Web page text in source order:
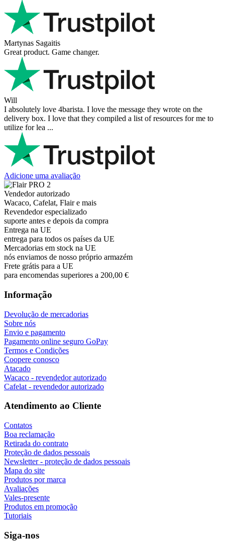
Martynas Sagaitis
Great product. Game changer.
Will
I absolutely love 4barista. I love the message they wrote on the
delivery box. I love that they compiled a list of resources for me to
utilize for lea ...
Adicione uma avaliação
Vendedor autorizado
Wacaco, Cafelat, Flair e mais
Revendedor especializado
suporte antes e depois da compra
Entrega na UE
entrega para todos os países da UE
Mercadorias em stock na UE
nós enviamos de nosso próprio armazém
Frete grátis para a UE
para encomendas superiores a 200,00 €
Informação
Devolução de mercadorias
Sobre nós
Envio e pagamento
Pagamento online seguro GoPay
Termos e Condições
Coopere conosco
Atacado
Wacaco - revendedor autorizado
Cafelat - revendedor autorizado
Atendimento ao Cliente
Contatos
Boa reclamação
Retirada do contrato
Proteção de dados pessoais
Newsletter - proteção de dados pessoais
Mapa do site
Produtos por marca
Avaliações
Vales-presente
Produtos em promoção
Tutoriais
Siga-nos